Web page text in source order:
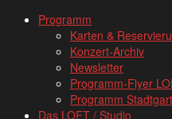
www.loftkoeln.de
navigation
Skip
Programm
Karten &
Konzert-Archiv
Newsletter
Programm-Flyer
Programm
Das LOFT / Studio